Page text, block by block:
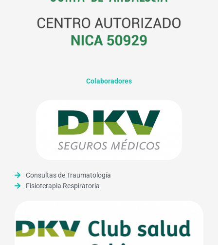
Colaboradores
Consultas de Traumatología
Fisioterapia Respiratoria